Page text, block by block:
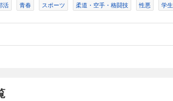
活 青春 スポーツ 柔道・空手・格闘技 性悪 学生